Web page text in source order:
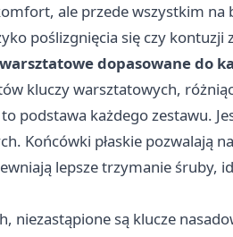
ale przede wszystkim na
poślizgnięcia się czy kontuzji
dopasowane do
kluczy warsztatowych,
podstawa każdego zestawu.
Końcówki płaskie pozwalają
lepsze trzymanie śruby,
niezastąpione są klucze